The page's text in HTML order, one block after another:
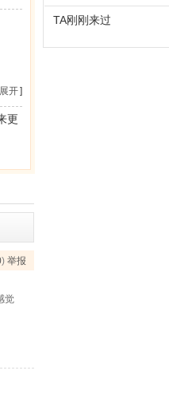
开]
更
) 举报
觉
TA刚刚来过